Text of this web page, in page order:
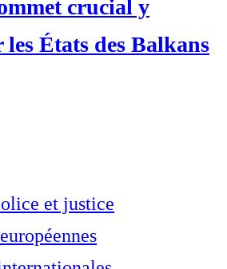
crucial y
États des Balkans
et justice